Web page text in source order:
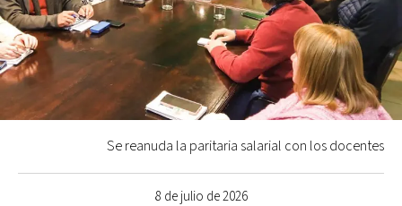
8 de julio de 2026
Se reanuda la paritaria salarial con los docentes